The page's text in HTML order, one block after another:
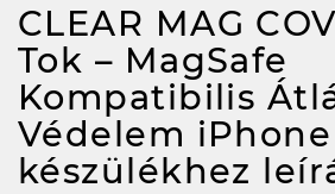
CLEAR MAG
Tok – MagSafe
Kompatibilis
Védelem iPhone
készülékhez